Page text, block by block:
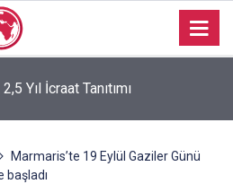
Yıl İcraat Tanıtımı
Marmaris’te 19 Eylül Gaziler Günü
başladı